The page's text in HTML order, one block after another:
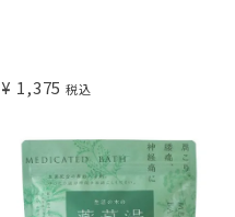
¥ 1,375 税込